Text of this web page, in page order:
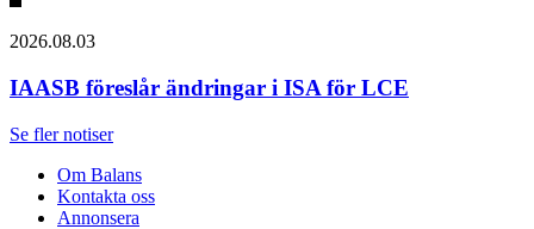
2026.08.03
IAASB föreslår ändringar i ISA för LCE
Se fler notiser
Om Balans
Kontakta oss
Annonsera